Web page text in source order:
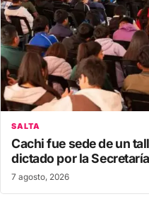
SALTA
Cachi fue sede de un
dictado por la
7 agosto, 2026